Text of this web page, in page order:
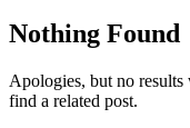
Nothing Found
Apologies, but no
find a related post.